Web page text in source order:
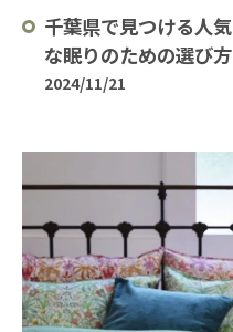
千葉県で見つける人
な眠りのための選び方
2024/11/21